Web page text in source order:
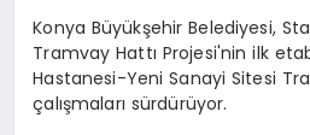
Konya Büyükşehir Belediyesi,
Tramvay Hattı Projesi'nin ilk
Hastanesi-Yeni Sanayi Sitesi
çalışmaları sürdürüyor.